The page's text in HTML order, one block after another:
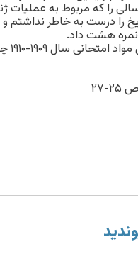
را که مربوط به عملیات
را درست به خاطر نداشتم
نمره هشت داد.
گذراندن
۲۷